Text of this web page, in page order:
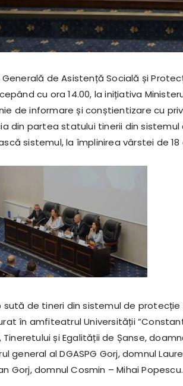
Generală de Asistență Socială și
cu ora 14.00, la inițiativa
de informare și conștientizare cu
din partea statului tinerii din
sistemul, la împlinirea vârstei de 18
sută de tineri din sistemul de
în amfiteatrul Universității
Tineretului și Egalității de Șanse,
general al DGASPG Gorj, domnul
Gorj, domnul Cosmin – Mihai Popescu.